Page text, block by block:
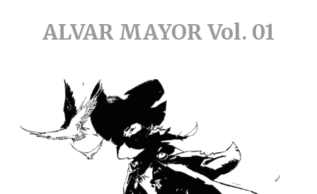
ALVAR MAYOR Vol. 01